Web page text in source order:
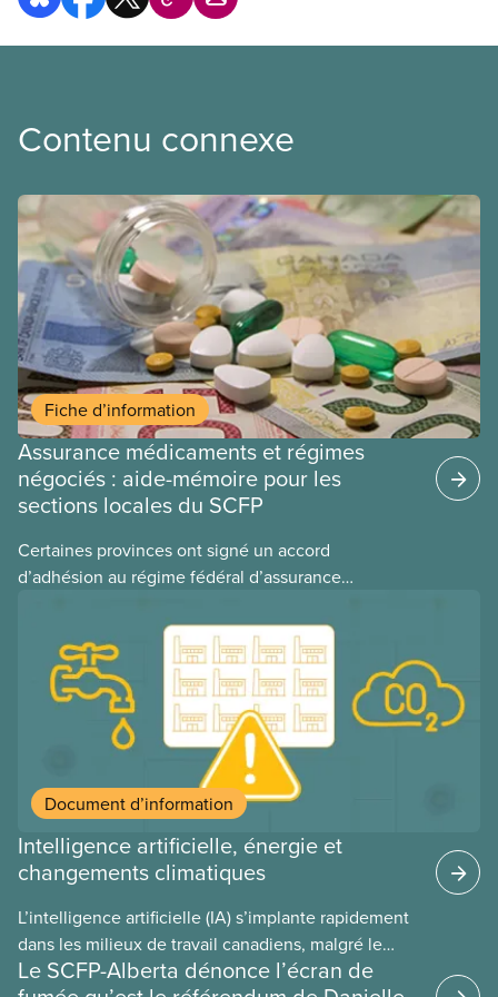
Contenu connexe
Fiche d’information
Assurance médicaments et régimes
négociés : aide-mémoire pour les
sections locales du SCFP
Certaines provinces ont signé un accord
d’adhésion au régime fédéral d’assurance
ces provinces s’interrogent sur l’incidence que ce
régime pourrait avoir sur leurs avantages
sociaux actuels.
Document d’information
Intelligence artificielle, énergie et
changements climatiques
L’intelligence artificielle (IA) s’implante rapidement
dans les milieux de travail canadiens, malgré le
manque de lois et de règlements pour l’encadrer et
Le SCFP-Alberta dénonce l’écran de